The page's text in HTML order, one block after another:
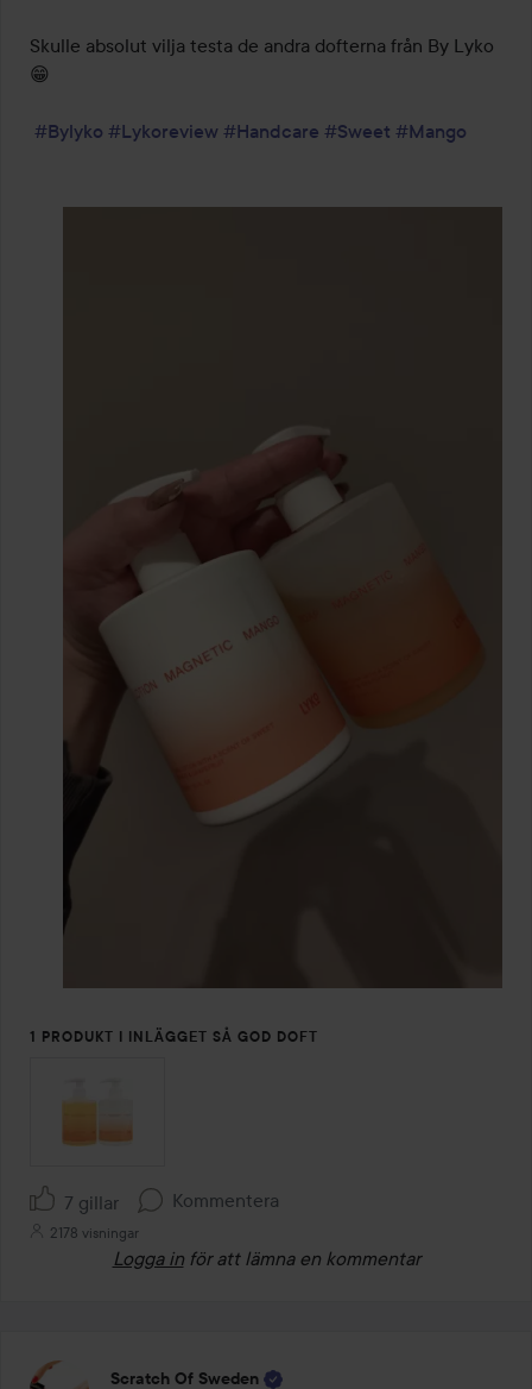
Skulle absolut vilja testa de andra dofterna från By Lyko
😁
#Bylyko #Lykoreview #Handcare #Sweet #Mango
1 PRODUKT I INLÄGGET SÅ GOD DOFT
7 gillar Kommentera
2178 visningar
Logga in för att lämna en kommentar
Scratch Of Sweden